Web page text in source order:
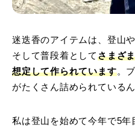
迷迭香のアイテムは、登山
そして普段着としてさまざ
想定して作られています。
がたくさん詰められているん
私は登山を始めて今年で5